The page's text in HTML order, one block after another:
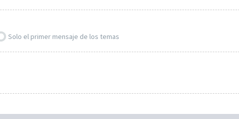
Solo el primer mensaje de los temas